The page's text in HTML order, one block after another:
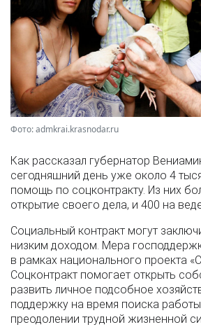
Фото: admkrai.krasnodar.ru
Как рассказал губернатор
сегодняшний день уже около 4
помощь по соцконтракту. Из них
открытие своего дела, и 400 на
Социальный контракт могут
низким доходом. Мера
в рамках национального проекта
Соцконтракт помогает открыть
развить личное подсобное
поддержку на время поиска
преодолении трудной жизненной